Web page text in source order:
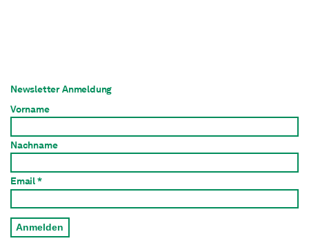
Newsletter Anmeldung
Vorname
Nachname
Email *
Anmelden